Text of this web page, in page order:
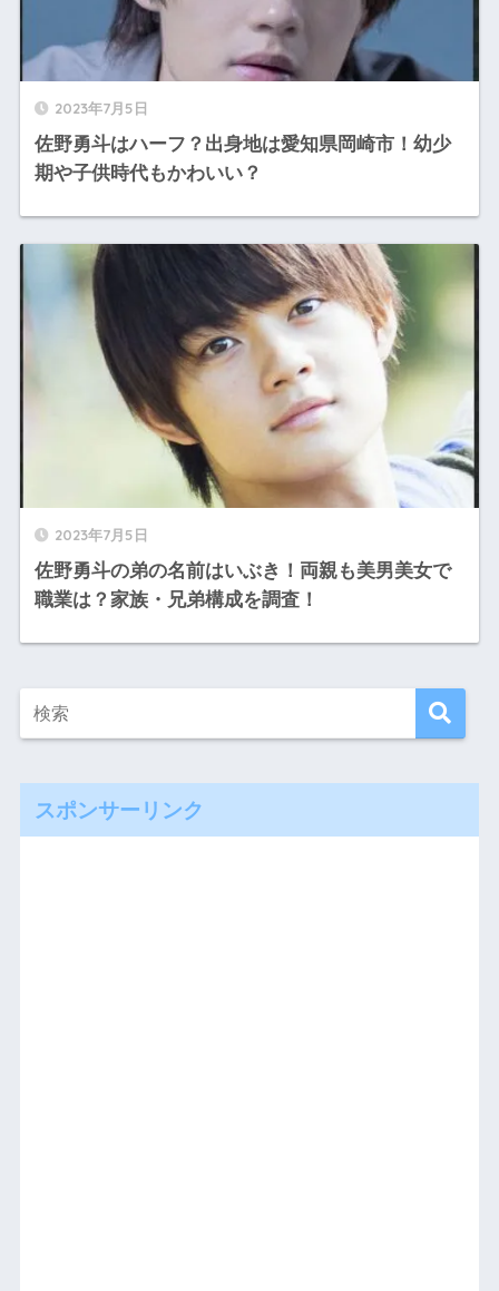
2023年7月5日
佐野勇斗はハーフ？出身地は愛知県岡崎市！幼少
期や子供時代もかわいい？
2023年7月5日
佐野勇斗の弟の名前はいぶき！両親も美男美女で
職業は？家族・兄弟構成を調査！
スポンサーリンク